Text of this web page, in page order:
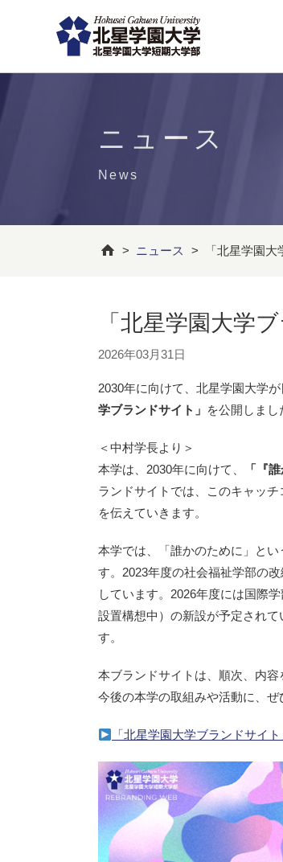
ニュース
News
> ニュース > 「北星学園
「北星学園大学
2026年03月31日
2030年に向けて、北星学園大学
学ブランドサイト」 を公開しまし
＜中村学長より＞
本学は、2030年に向けて、
「『
ランドサイトでは、このキャッ
を伝えていきます。
本学では、「誰かのために」と
す。2023年度の社会福祉学部の
しています。2026年度には国際
設置構想中）の新設が予定され
す。
本ブランドサイトは、順次、内容
今後の本学の取組みや活動に、ぜ
「北星学園大学ブランドサイト